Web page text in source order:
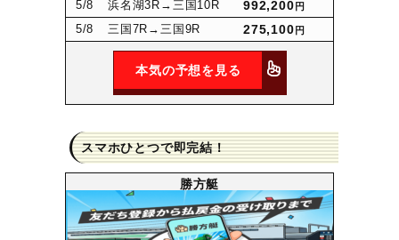
5/8 浜名湖3R →三国10R 992,200 円
5/8 三国7R →三国9R 275,100 円
本気の予想を見る
スマホひとつで即完結！
勝方艇